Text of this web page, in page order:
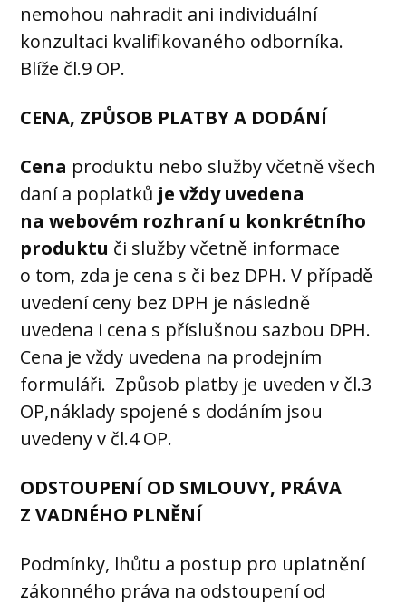
nemohou nahradit ani individuální
konzultaci kvalifikovaného odborníka.
Blíže čl.9 OP.
CENA, ZPŮSOB PLATBY A DODÁNÍ
Cena produktu nebo služby včetně všech
daní a poplatků je vždy uvedena
na webovém rozhraní u konkrétního
produktu či služby včetně informace
o tom, zda je cena s či bez DPH. V případě
uvedení ceny bez DPH je následně
uvedena i cena s příslušnou sazbou DPH.
Cena je vždy uvedena na prodejním
formuláři. Způsob platby je uveden v čl.3
OP,náklady spojené s dodáním jsou
uvedeny v čl.4 OP.
ODSTOUPENÍ OD SMLOUVY, PRÁVA
Z VADNÉHO PLNĚNÍ
Podmínky, lhůtu a postup pro uplatnění
zákonného práva na odstoupení od